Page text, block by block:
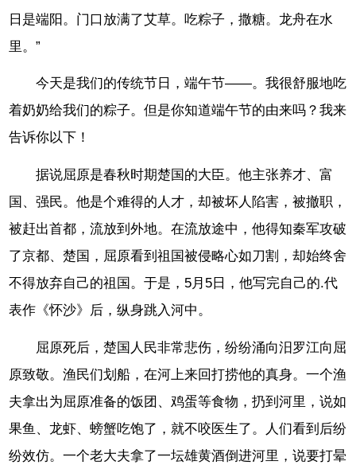
日是端阳。门口放满了艾草。吃粽子，撒糖。龙舟在水
里。”
今天是我们的传统节日，端午节——。我很舒服地吃
着奶奶给我们的粽子。但是你知道端午节的由来吗？我来
告诉你以下！
据说屈原是春秋时期楚国的大臣。他主张养才、富
国、强民。他是个难得的人才，却被坏人陷害，被撤职，
被赶出首都，流放到外地。在流放途中，他得知秦军攻破
了京都、楚国，屈原看到祖国被侵略心如刀割，却始终舍
不得放弃自己的祖国。于是，5月5日，他写完自己的.代
表作《怀沙》后，纵身跳入河中。
屈原死后，楚国人民非常悲伤，纷纷涌向汨罗江向屈
原致敬。渔民们划船，在河上来回打捞他的真身。一个渔
夫拿出为屈原准备的饭团、鸡蛋等食物，扔到河里，说如
果鱼、龙虾、螃蟹吃饱了，就不咬医生了。人们看到后纷
纷效仿。一个老大夫拿了一坛雄黄酒倒进河里，说要打晕